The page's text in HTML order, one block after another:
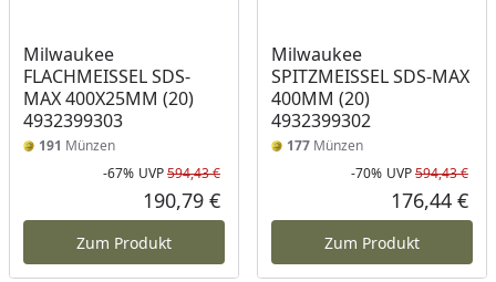
Milwaukee
FLACHMEISSEL SDS-
MAX 400X25MM (20)
4932399303
191 Münzen
Rabatt in Prozent
-67%
Ursprünglicher Preis
UVP594,43 €
Aktueller Preis
190,79 €
Zum Produkt
Milwaukee
SPITZMEISSEL SDS-MAX
400MM (20)
4932399302
177Münzen
-70% UVP594,43 €
176,44 €
Zum Produkt